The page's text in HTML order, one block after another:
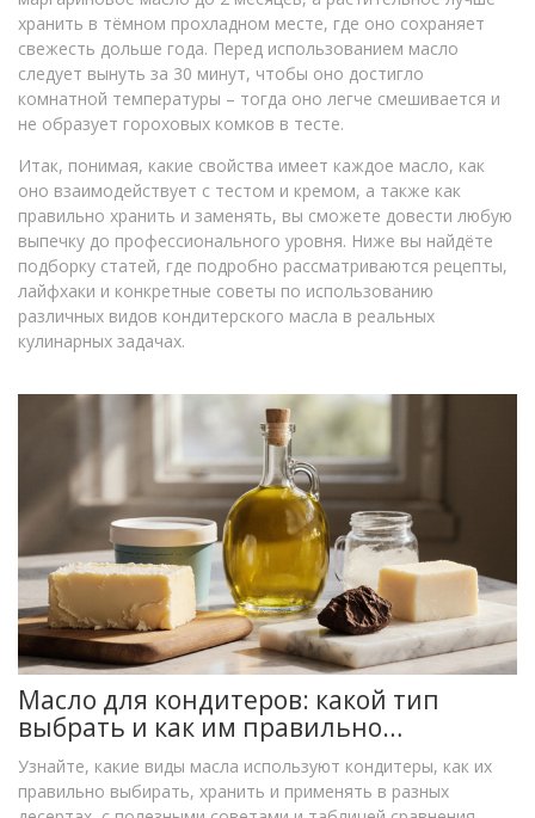
хранить в тёмном прохладном месте, где оно сохраняет
свежесть дольше года. Перед использованием масло
следует вынуть за 30 минут, чтобы оно достигло
комнатной температуры – тогда оно легче смешивается и
не образует гороховых комков в тесте.
Итак, понимая, какие свойства имеет каждое масло, как
оно взаимодействует с тестом и кремом, а также как
правильно хранить и заменять, вы сможете довести любую
выпечку до профессионального уровня. Ниже вы найдёте
подборку статей, где подробно рассматриваются рецепты,
лайфхаки и конкретные советы по использованию
различных видов кондитерского масла в реальных
кулинарных задачах.
Масло для кондитеров: какой тип
выбрать и как им правильно
пользоваться
Узнайте, какие виды масла используют кондитеры, как их
правильно выбирать, хранить и применять в разных